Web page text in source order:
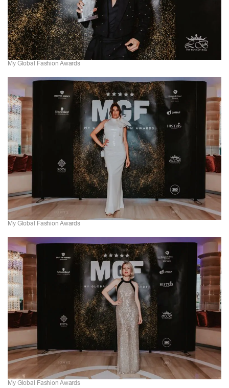
My Global Fashion Awards
My Global Fashion Awards
My Global Fashion Awards